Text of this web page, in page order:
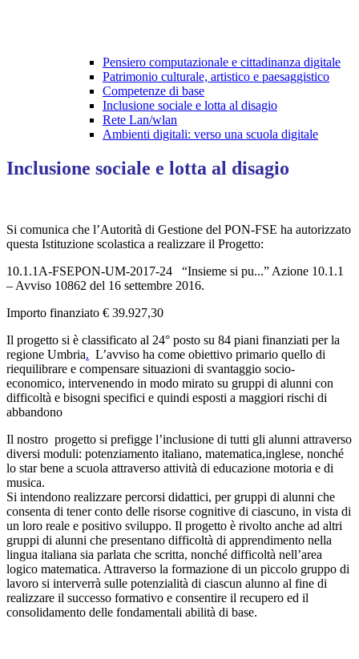
Pensiero computazionale e cittadinanza digitale
Patrimonio culturale, artistico e paesaggistico
Competenze di base
Inclusione sociale e lotta al disagio
Rete Lan/wlan
Ambienti digitali: verso una scuola digitale
Inclusione sociale e lotta al disagio
Si comunica che l’Autorità di Gestione del PON-FSE ha autorizzato
questa Istituzione scolastica a realizzare il Progetto:
10.1.1A-FSEPON-UM-2017-24 “Insieme si pu...” Azione 10.1.1
– Avviso 10862 del 16 settembre 2016.
Importo finanziato € 39.927,30
Il progetto si è classificato al 24° posto su 84 piani finanziati per la
regione Umbria. L’avviso ha come obiettivo primario quello di
riequilibrare e compensare situazioni di svantaggio socio-
economico, intervenendo in modo mirato su gruppi di alunni con
difficoltà e bisogni specifici e quindi esposti a maggiori rischi di
abbandono
Il nostro progetto si prefigge l’inclusione di tutti gli alunni attraverso
diversi moduli: potenziamento italiano, matematica,inglese, nonché
lo star bene a scuola attraverso attività di educazione motoria e di
musica.
Si intendono realizzare percorsi didattici, per gruppi di alunni che
consenta di tener conto delle risorse cognitive di ciascuno, in vista di
un loro reale e positivo sviluppo. Il progetto è rivolto anche ad altri
gruppi di alunni che presentano difficoltà di apprendimento nella
lingua italiana sia parlata che scritta, nonché difficoltà nell’area
logico matematica. Attraverso la formazione di un piccolo gruppo di
lavoro si interverrà sulle potenzialità di ciascun alunno al fine di
realizzare il successo formativo e consentire il recupero ed il
consolidamento delle fondamentali abilità di base.